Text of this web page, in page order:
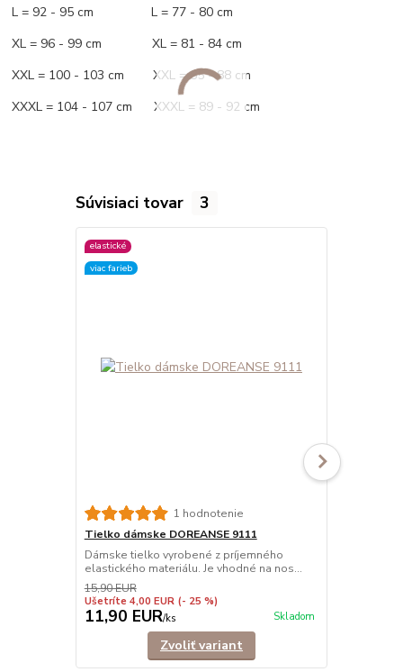
L = 92 - 95 cm L = 77 - 80 cm
XL = 96 - 99 cm XL = 81 - 84 cm
XXL = 100 - 103 cm XXL = 85 - 88 cm
XXXL = 104 - 107 cm XXXL = 89 - 92 cm
Súvisiaci tovar 3
elastické
viac farieb
1 hodnotenie
Tielko dámske DOREANSE 9111
Dámske tielko vyrobené z príjemného
elastického materiálu. Je vhodné na nos...
15,90 EUR
Ušetríte 4,00 EUR (- 25 %)
11,90 EUR/ks Skladom
Zvoliť variant